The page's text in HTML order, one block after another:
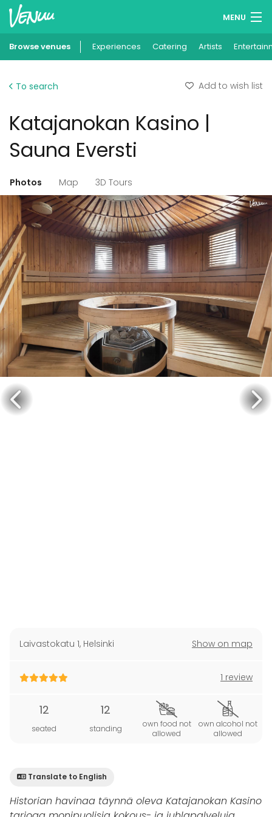
MENU
Wish lists
Add your venue
Browse venues Experiences Catering Artists
To search Add to wish list
Katajanokan Kasino |
Sauna Eversti
Photos Map 3D Tours
Laivastokatu 1, Helsinki Show on map
1 review
12
seated
12
standing
own food not
allowed
own alcohol not
allowed
Translate to English
Historian havinaa täynnä oleva Katajanokan Kasino